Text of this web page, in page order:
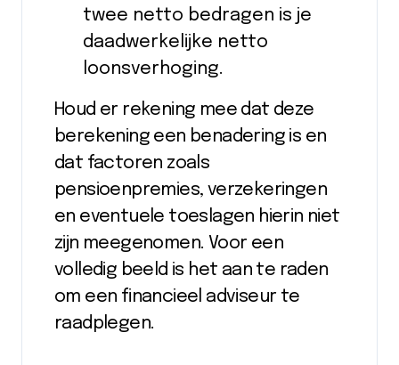
twee netto bedragen is je
daadwerkelijke netto
loonsverhoging.
Houd er rekening mee dat deze
berekening een benadering is en
dat factoren zoals
pensioenpremies, verzekeringen
en eventuele toeslagen hierin niet
zijn meegenomen. Voor een
volledig beeld is het aan te raden
om een financieel adviseur te
raadplegen.